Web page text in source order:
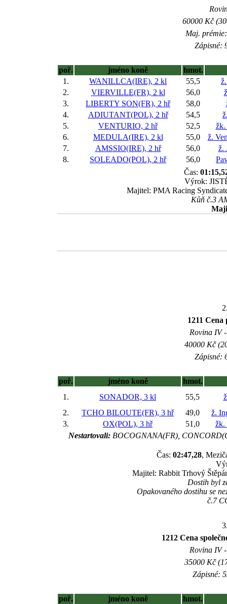
60000 Kč
Maj.
Zápisné:
poř. jméno koně
hmot.
1.
WANILLCA(IRE), 2 kl 55,5
2.
VIERVILLE(FR), 2 kl 56,0
3.
LIBERTY SON(FR), 2 hř 58,0
4.
ADIUTANT(POL), 2 hř 54,5
5.
VENTURIO, 2 hř 52,5
žk.
6.
MEDULA(IRE), 2 kl 55,0
ž.
7.
AMSSIO(IRE), 2 hř 56,0
ž.
8.
SOLEADO(POL), 2 hř 56,0
Čas:
Výrok:
Majitel: PMA Racing
Kůň č.3
1211
Rovina IV
40000 Kč
Zápisné:
poř. jméno koně
hmot.
1.
SONADOR, 3 kl 55,5
2.
TCHO BILOUTE(FR), 3 hř 49,0
ž.
3.
OX(POL), 3 hř 51,0
žk.
Nestartovali: BOCOGNANA(FR),
Čas: 02:47,28,
Majitel: Rabbit Trhový
Dostih byl
Opakovaného dostihu se
č.7
1212 Cena
Rovina IV
35000 Kč
Zápisné:
poř. jméno koně
hmot.